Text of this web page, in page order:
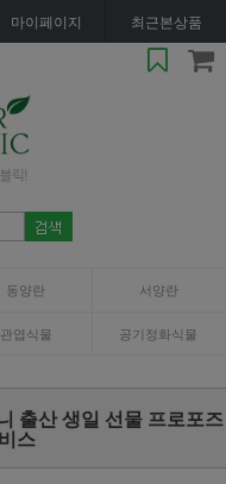
마이페이지 최근본상품
동양란 서양란
관엽식물 공기정화식물
출산 생일 선물 프로포즈
스